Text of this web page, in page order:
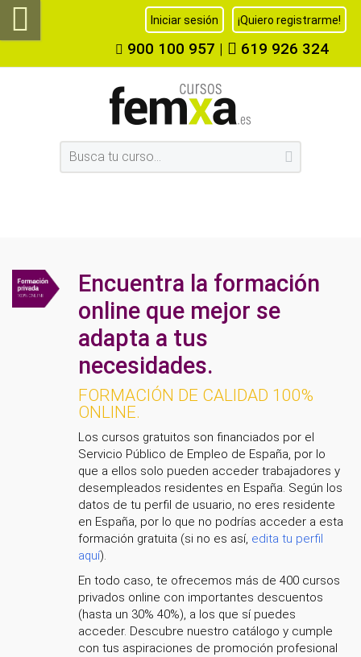
Iniciar sesión ¡Quiero registrarme!
900 100 957 | 619 926 324
Encuentra la formación
online que mejor se
adapta a tus
necesidades.
FORMACIÓN DE CALIDAD 100%
ONLINE.
Los cursos gratuitos son financiados por el
Servicio Público de Empleo de España, por lo
que a ellos solo pueden acceder trabajadores y
desempleados residentes en España. Según los
datos de tu perfil de usuario, no eres residente
en España, por lo que no podrías acceder a esta
formación gratuita (si no es así, edita tu perfil
aquí).
En todo caso, te ofrecemos más de 400 cursos
privados online con importantes descuentos
(hasta un 30% 40%), a los que sí puedes
acceder. Descubre nuestro catálogo y cumple
con tus aspiraciones de promoción profesional